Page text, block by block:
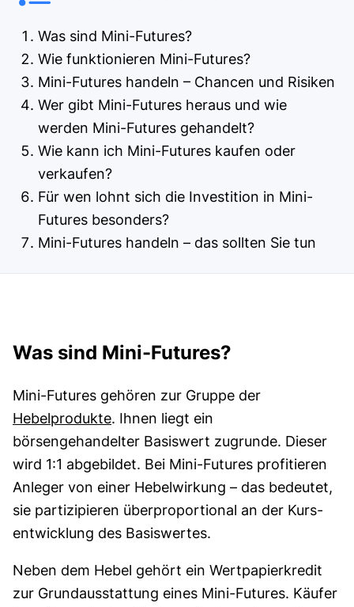
Was sind Mini-Futures?
Wie funktionieren Mini-Futures?
Mini-Futures handeln – Chancen und Risiken
Wer gibt Mini-Futures heraus und wie
werden Mini-Futures gehandelt?
Wie kann ich Mini-Futures kaufen oder
verkaufen?
Für wen lohnt sich die Investition in Mini-
Futures besonders?
Mini-Futures handeln – das sollten Sie tun
Was sind Mini-Futures?
Mini-Futures gehören zur Gruppe der
Hebelprodukte. Ihnen liegt ein
börsengehandelter Basis­wert zugrunde. Dieser
wird 1:1 abgebildet. Bei Mini-Futures profitieren
Anleger von einer Hebelwirkung – das bedeutet,
sie parti­zipie­ren über­pro­portional an der Kurs­
ent­wick­lung des Basis­wertes.
Neben dem Hebel gehört ein Wertpapier­kredit
zur Grund­aus­stattung eines Mini-Futures. Käufer